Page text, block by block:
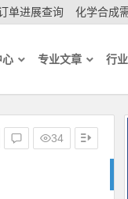
单进展查询 化学合成
心 专业文章 行
34